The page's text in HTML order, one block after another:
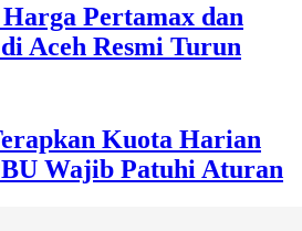
Pertamax dan
Aceh Resmi Turun
Kuota Harian
Wajib Patuhi Aturan